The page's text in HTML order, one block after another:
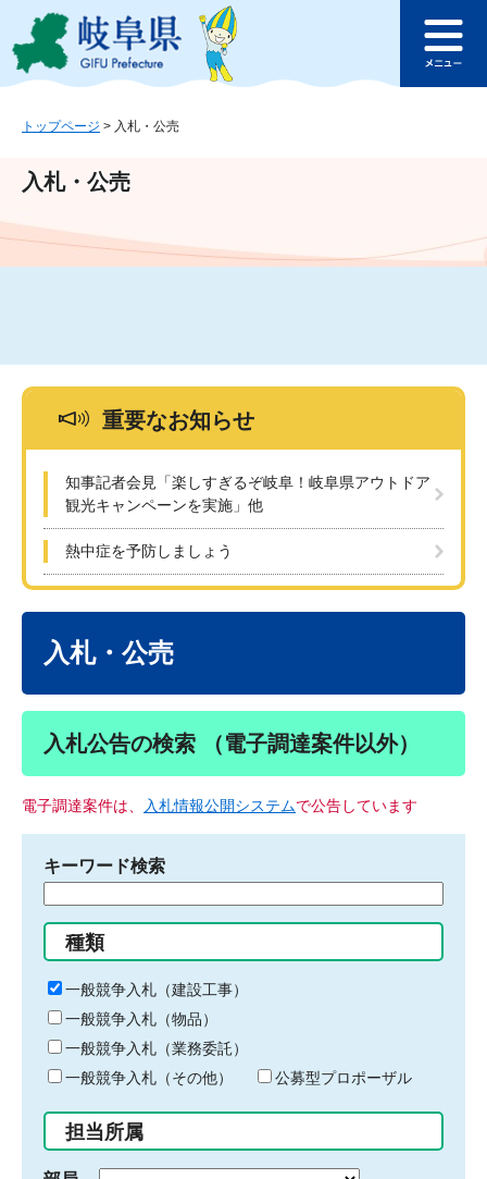
ジ
ュ
文
このページの本文へ
ュ
トップページ > 入札・公売
入札・公売
重要なお知らせ
知事記者会見「楽しすぎるぞ岐阜！岐阜県アウトドア
観光キャンペーンを実施」他
熱中症を予防しましょう
入札・公売
入札公告の検索 （電子調達案件以外）
電子調達案件は、 入札情報公開システムで公告しています
キーワード検索
る
キ
ー
ワ
ー
ド
入
力
種類
一般競争入札（建設工事）
一般競争入札（物品）
一般競争入札（業務委託）
一般競争入札（その他）
公募型プロポーザル
担当所属